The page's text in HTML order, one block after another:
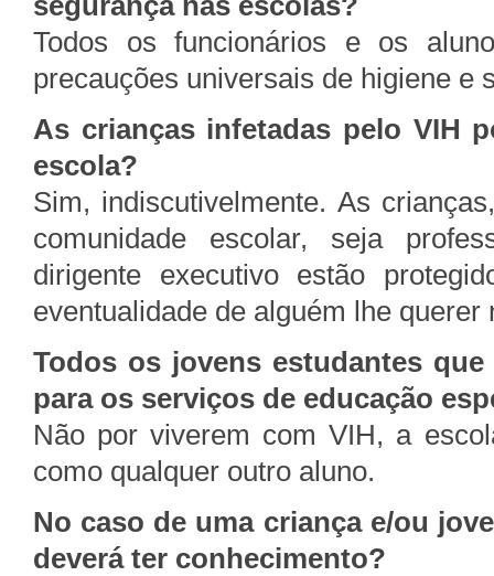
Todos os funcionários e os
precauções universais de higiene e
As crianças infetadas pelo VIH
escola?
Sim, indiscutivelmente. As
comunidade escolar, seja
dirigente executivo estão
eventualidade de alguém lhe querer
Todos os jovens estudantes
para os serviços de educação
Não por viverem com VIH, a
como qualquer outro aluno.
No caso de uma criança e/ou
deverá ter conhecimento?